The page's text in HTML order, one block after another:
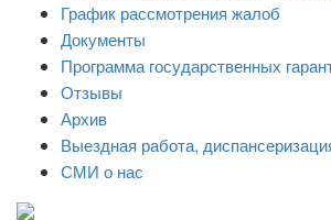
График рассмотрения жалоб
Документы
Программа государственных
Отзывы
Архив
Выездная работа,
СМИ о нас